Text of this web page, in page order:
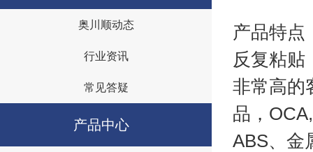
奥川顺动态
行业资讯
常见答疑
产品中心
产品特点
反复粘贴
非常高的
品，
ABS、金